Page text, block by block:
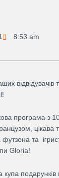
8:53 am
відвідувачів
програма з
футзона та
Gloria!
купа подарунків